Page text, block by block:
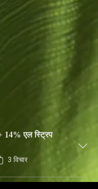
14% एल स्ट्रिप
3 विचार